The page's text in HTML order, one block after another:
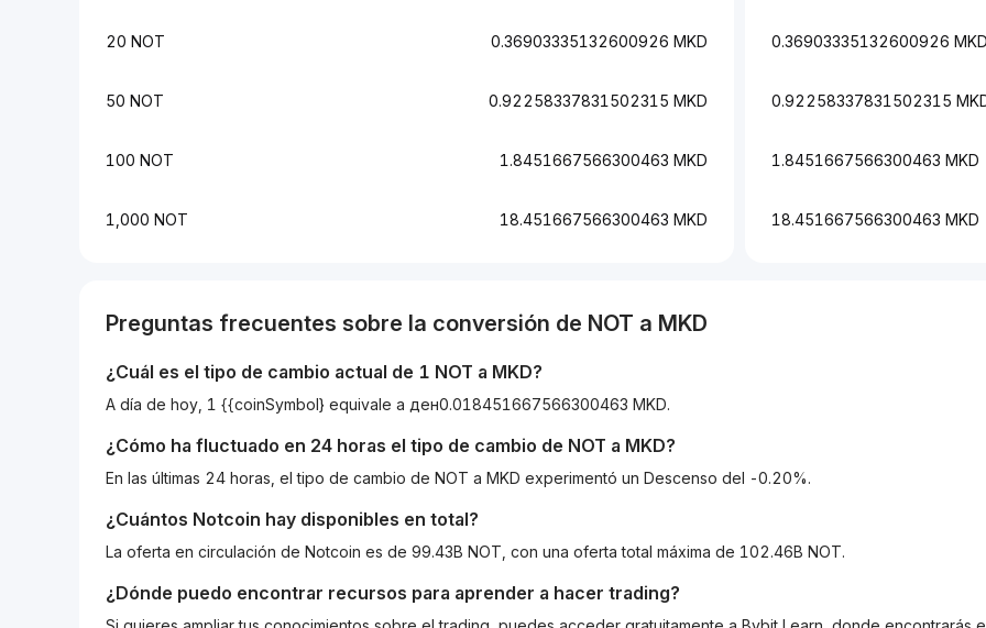
20 NOT 0.36903335132600926 MKD
50 NOT 0.92258337831502315 MKD
100 NOT 1.8451667566300463 MKD
1,000 NOT 18.451667566300463 MKD
0.36903335132600926 MKD
0.92258337831502315
1.8451667566300463 MKD
18.451667566300463 MKD
Preguntas frecuentes sobre la conversión de NOT a MKD
¿Cuál es el tipo de cambio actual de 1 NOT a MKD?
A día de hoy, 1 {{coinSymbol} equivale a ден0.018451667566300463 MKD.
¿Cómo ha fluctuado en 24 horas el tipo de cambio de NOT a MKD?
En las últimas 24 horas, el tipo de cambio de NOT a MKD experimentó un Descenso del -0.20%.
¿Cuántos Notcoin hay disponibles en total?
La oferta en circulación de Notcoin es de 99.43B NOT, con una oferta total máxima de 102.46B NOT.
¿Dónde puedo encontrar recursos para aprender a hacer trading?